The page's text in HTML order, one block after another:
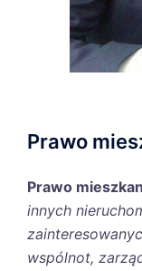
Prawo
Prawo
innych
wspólnot,